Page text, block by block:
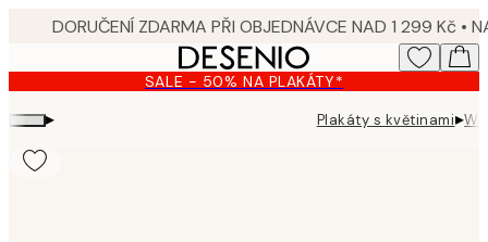
content.
SALE - 50% NA PLAKÁTY*
▸ Plakáty s květinami▸